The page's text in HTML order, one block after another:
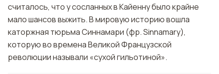
считалось, что у сосланных в Кайенну было крайне
мало шансов выжить. В мировую историю вошла
каторжная тюрьма Синнамари (фр. Sinnamary),
которую во времена Великой Французской
революции называли «сухой гильотиной».